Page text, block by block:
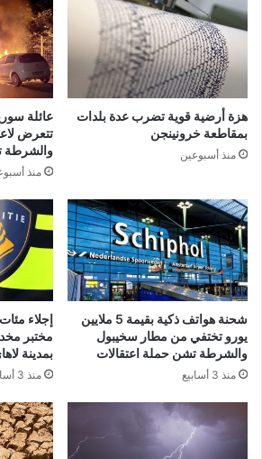
هزة أرضية قوية تضرب عدة بلدات
بمقاطعة خرونينجن
منذ أسبوعين
عائلة
تتعرض
والشرطة
منذ
شحنة هواتف ذكية بقيمة 5 ملايين
يورو تختفي من مطار سخيبول
والشرطة تشن حملة اعتقالات
منذ 3 أسابيع
إجلاء
مختبر
بمدينة
منذ 3 أسابيع